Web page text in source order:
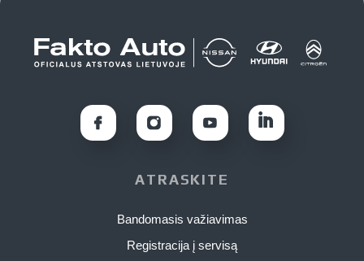
ATRASKITE
Bandomasis važiavimas
Registracija į servisą